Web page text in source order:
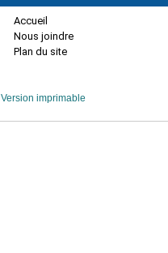
Accueil
Nous joindre
Plan du site
Version imprimable